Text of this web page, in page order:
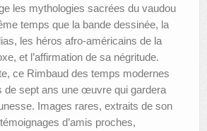
les mythologies sacrées du vaudou
temps que la bande dessinée, la
les héros afro-américains de la
et l’affirmation de sa négritude.
ce Rimbaud des temps modernes
de sept ans une œuvre qui gardera
Images rares, extraits de son
d’amis proches,